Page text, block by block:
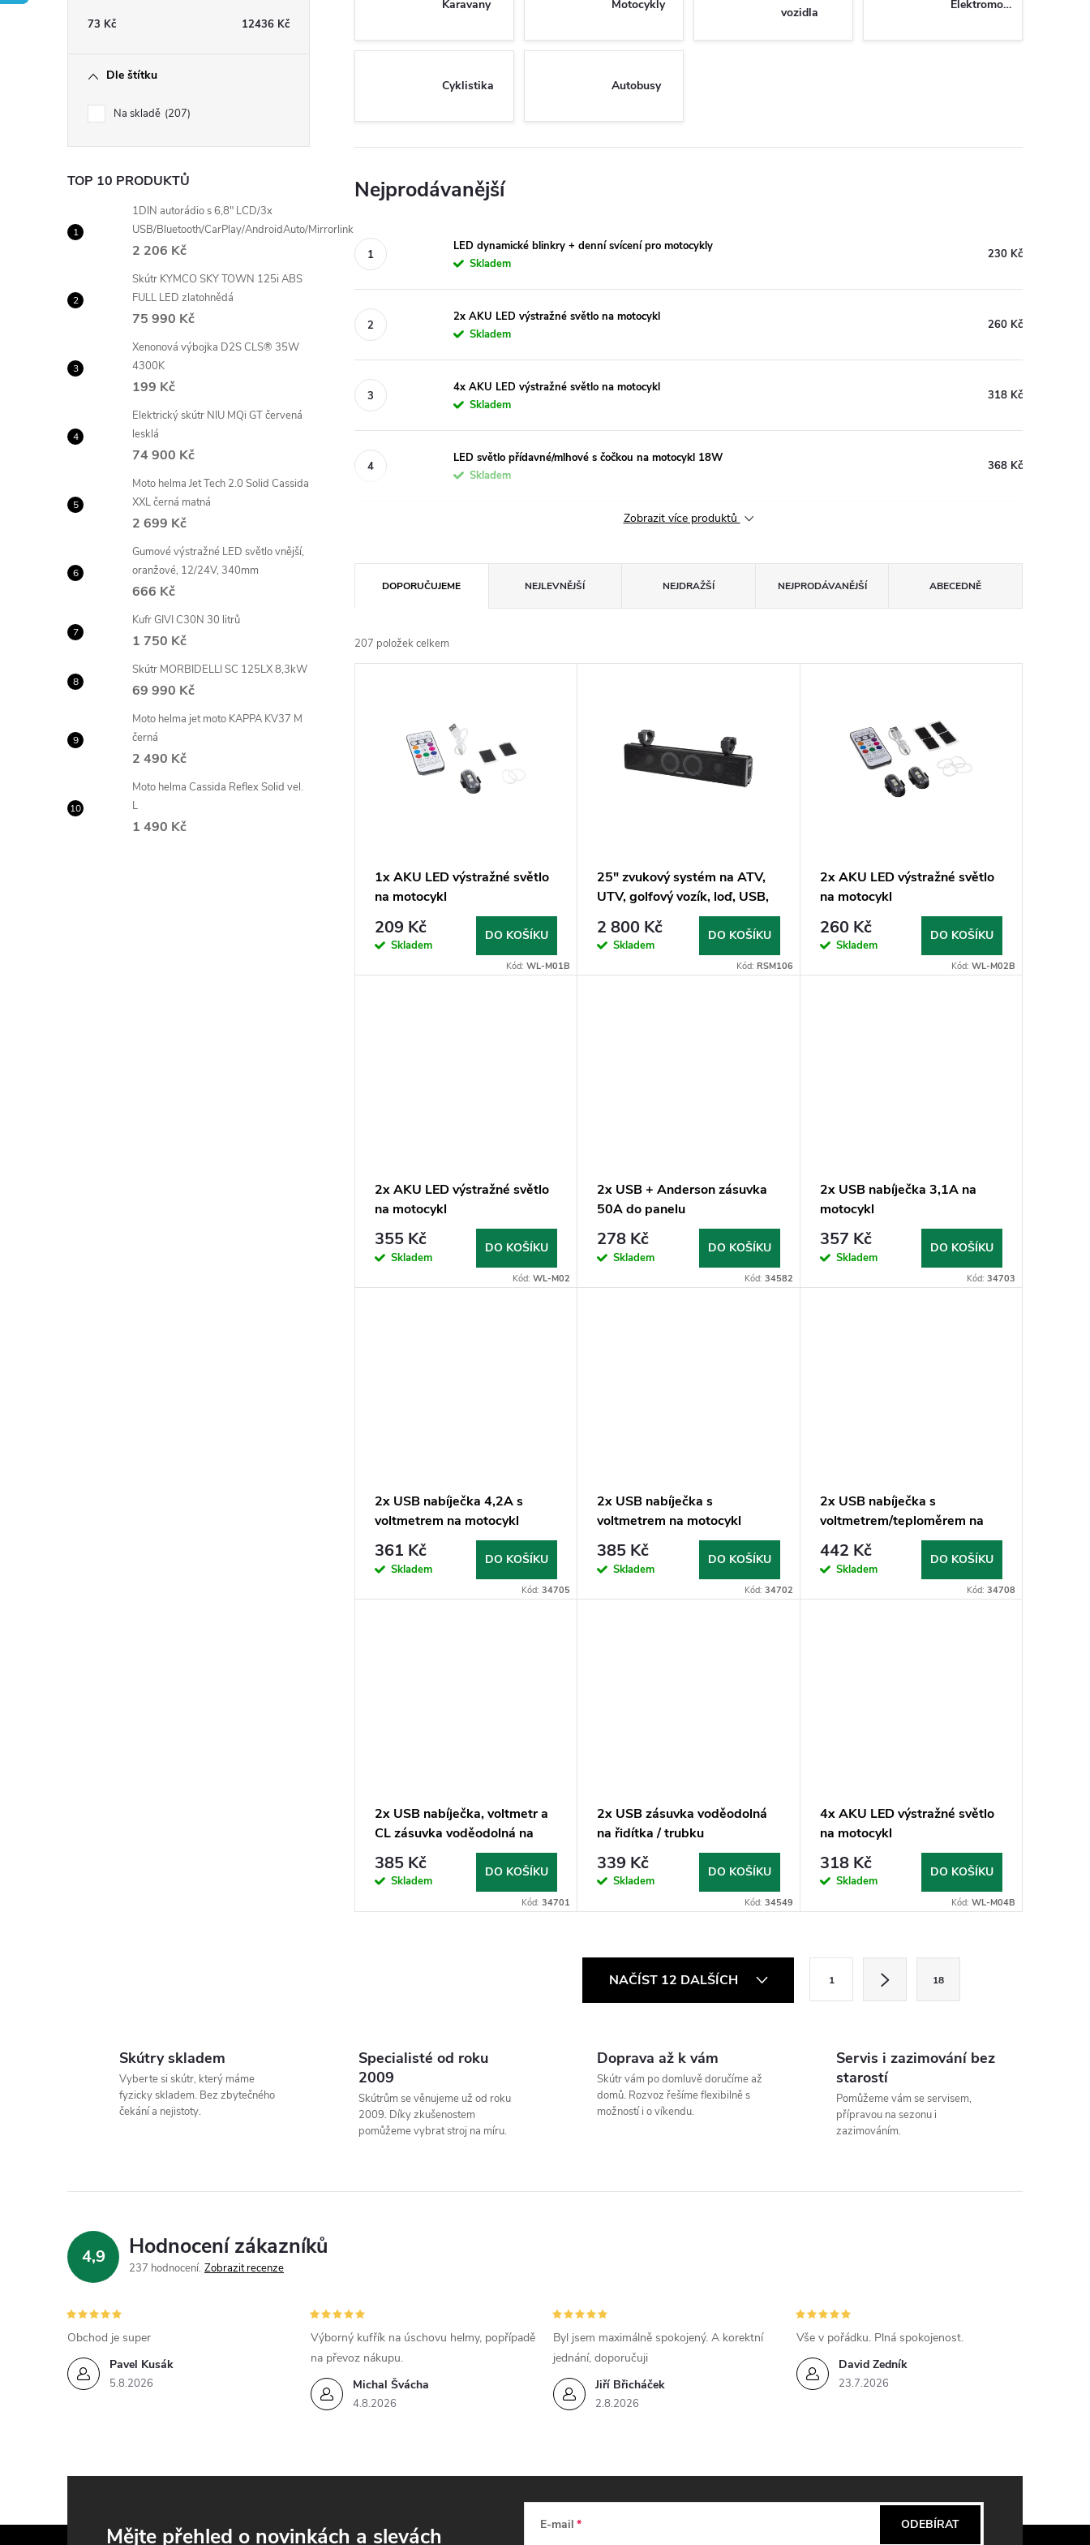
n
n
í
a
e
l
73 Kč 12436 Kč
Dle štítku
Na skladě 207
TOP 10 PRODUKTŮ
1DIN autorádio s 6,8" LCD/3x
USB/Bluetooth/CarPlay/AndroidAuto/Mirrorlink
2 206 Kč
Skútr KYMCO SKY TOWN 125i ABS
FULL LED zlatohnědá
75 990 Kč
Xenonová výbojka D2S CLS® 35W
4300K
199 Kč
Elektrický skútr NIU MQi GT červená
lesklá
74 900 Kč
Moto helma Jet Tech 2.0 Solid Cassida
XXL černá matná
2 699 Kč
Gumové výstražné LED světlo vnější,
oranžové, 12/24V, 340mm
666 Kč
Kufr GIVI C30N 30 litrů
1 750 Kč
Skútr MORBIDELLI SC 125LX 8,3kW
69 990 Kč
Moto helma jet moto KAPPA KV37 M
černá
2 490 Kč
Moto helma Cassida Reflex Solid vel.
L
1 490 Kč
Karavany Motocykly
vozidla
Elektromobily
Cyklistika Autobusy
Nejprodávanější
LED dynamické blinkry + denní svícení pro motocykly
Skladem
230 Kč
2x AKU LED výstražné světlo na motocykl
Skladem
260 Kč
4x AKU LED výstražné světlo na motocykl
Skladem
318 Kč
LED světlo přídavné/mlhové s čočkou na motocykl 18W
Skladem
368 Kč
Zobrazit více produktů
a
z
u
DOPORUČUJEME NEJLEVNĚJŠÍ NEJDRAŽŠÍ NEJPRODÁVANĚJŠÍ ABECEDNĚ
207 položek celkem
o
1x AKU LED výstražné světlo
na motocykl
209 Kč
Skladem
DO KOŠÍKU
Kód:WL-M01B
25" zvukový systém na ATV,
UTV, golfový vozík, loď, USB,
AUX, BT, černé
2 800 Kč
Skladem
DO KOŠÍKU
Kód: RSM106
2x AKU LED výstražné světlo
na motocykl
260 Kč
Skladem
DO KOŠÍKU
Kód: WL-M02B
2x AKU LED výstražné světlo
na motocykl
355 Kč
Skladem
DO KOŠÍKU
Kód:WL-M02
2x USB + Anderson zásuvka
50A do panelu
278 Kč
Skladem
DO KOŠÍKU
Kód: 34582
2x USB nabíječka 3,1A na
motocykl
357 Kč
Skladem
DO KOŠÍKU
Kód: 34703
2x USB nabíječka 4,2A s
voltmetrem na motocykl
361 Kč
Skladem
DO KOŠÍKU
Kód:34705
2x USB nabíječka s
voltmetrem na motocykl
385 Kč
Skladem
DO KOŠÍKU
Kód: 34702
2x USB nabíječka s
voltmetrem/teploměrem na
motocykl
442 Kč
Skladem
DO KOŠÍKU
Kód: 34708
2x USB nabíječka, voltmetr a
CL zásuvka voděodolná na
motocykl
385 Kč
Skladem
DO KOŠÍKU
Kód:34701
2x USB zásuvka voděodolná
na řidítka / trubku
339 Kč
Skladem
DO KOŠÍKU
Kód: 34549
4x AKU LED výstražné světlo
na motocykl
318 Kč
Skladem
DO KOŠÍKU
Kód: WL-M04B
á
d
a
í
k
y
v
s
NAČÍST 12 DALŠÍCH 1 18
Skútry skladem
Vyberte si skútr, který máme
fyzicky skladem. Bez zbytečného
čekání a nejistoty.
Specialisté od roku
2009
Skútrům se věnujeme už od roku
2009. Díky zkušenostem
pomůžeme vybrat stroj na míru.
Doprava až k vám
Skútr vám po domluvě doručíme až
domů. Rozvoz řešíme flexibilně s
možností i o víkendu.
Servis i zazimování bez
starostí
Pomůžeme vám se servisem,
přípravou na sezonu i
zazimováním.
4,9 Hodnocení zákazníků
237 hodnocení Zobrazit recenze
Pavel Kusák
5.8.2026
Obchod je super
Michal Švácha
4.8.2026
Výborný kufřík na úschovu helmy, popřípadě
na převoz nákupu.
Jiří Břicháček
2.8.2026
Byl jsem maximálně spokojený. A korektní
jednání, doporučuji
David Zedník
23.7.2026
Vše v pořádku. Plná spokojenost.
Mějte přehled o novinkách a slevách E-mail ODEBÍRAT